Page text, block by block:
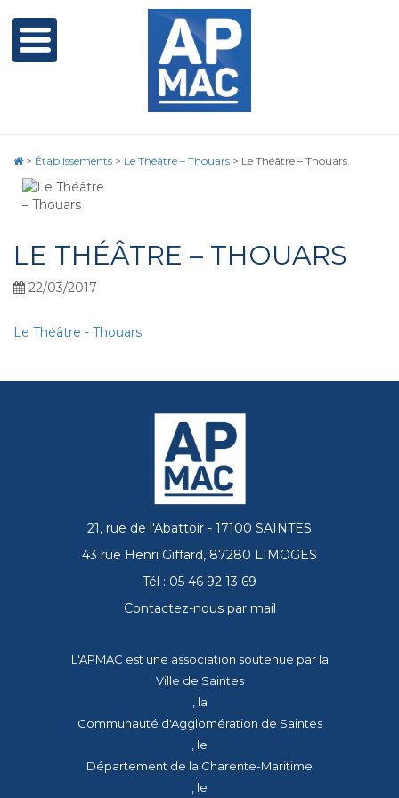
> Établissements > Le Théâtre – Thouars > Le Théâtre – Thouars
LE THÉÂTRE – THOUARS
22/03/2017
Le Théâtre - Thouars
21, rue de l'Abattoir - 17100 SAINTES
43 rue Henri Giffard, 87280 LIMOGES
Tél : 05 46 92 13 69
Contactez-nous par mail
L'APMAC est une association soutenue par la
Ville de Saintes
, la
Communauté d'Agglomération de Saintes
, le
Département de la Charente-Maritime
, le